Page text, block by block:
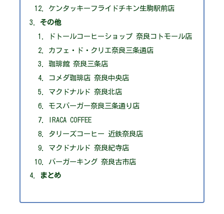
ケンタッキーフライドチキン生駒駅前店
その他
ドトールコーヒーショップ 奈良コトモール店
カフェ・ド・クリエ奈良三条通店
珈琲館 奈良三条店
コメダ珈琲店 奈良中央店
マクドナルド 奈良北店
モスバーガー奈良三条通り店
IRACA COFFEE
タリーズコーヒー 近鉄奈良店
マクドナルド 奈良紀寺店
バーガーキング 奈良古市店
まとめ